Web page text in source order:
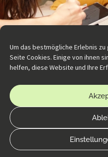
Um das bestmögliche Erlebnis
Seite Cookies. Einige von ihnen
helfen, diese Website und Ihre